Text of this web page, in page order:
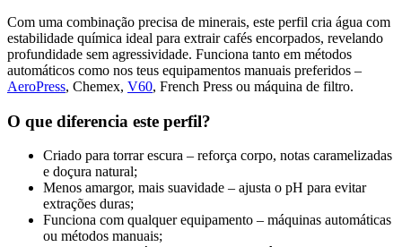
Com uma combinação precisa de minerais, este perfil cria água com
estabilidade química ideal para extrair cafés encorpados, revelando
profundidade sem agressividade. Funciona tanto em métodos
automáticos como nos teus equipamentos manuais preferidos –
AeroPress, Chemex, V60, French Press ou máquina de filtro.
O que diferencia este perfil?
Criado para torrar escura – reforça corpo, notas caramelizadas
e doçura natural;
Menos amargor, mais suavidade – ajusta o pH para evitar
extrações duras;
Funciona com qualquer equipamento – máquinas automáticas
ou métodos manuais;